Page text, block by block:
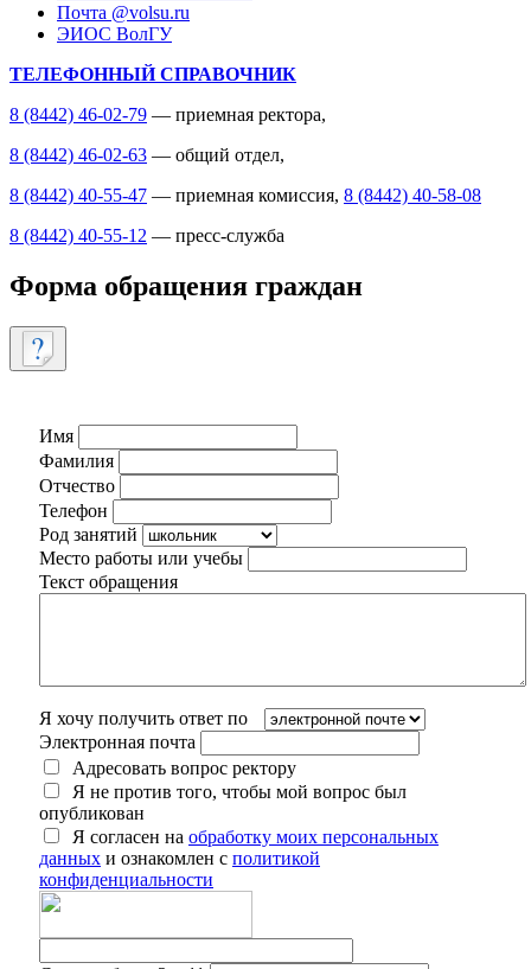
Почта @volsu.ru
ЭИОС ВолГУ
ТЕЛЕФОННЫЙ СПРАВОЧНИК
8 (8442) 46-02-79 — приемная ректора,
8 (8442) 46-02-63 — общий отдел,
8 (8442) 40-55-47 — приемная комиссия, 8 (8442) 40-58-08
8 (8442) 40-55-12 — пресс-служба
Форма обращения граждан
Имя
Фамилия
Отчество
Телефон
Род занятий
Место работы или учебы
Текст обращения
Я хочу получить ответ по
Электронная почта
Адресовать вопрос ректору
Я не против того, чтобы мой вопрос был
опубликован
Я согласен на обработку моих персональных
данных и ознакомлен с политикой
конфиденциальности